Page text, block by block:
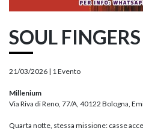
SOUL FINGERS
21/03/2026 | 1 Evento
Millenium
Via Riva di Reno, 77/A, 40122 Bologna,
Quarta notte, stessa missione: casse